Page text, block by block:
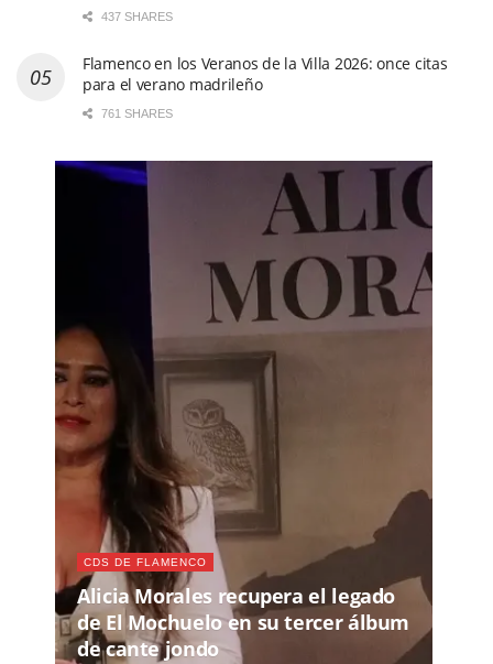
437 SHARES
Flamenco en los Veranos de la Villa 2026: once citas
para el verano madrileño
761 SHARES
CDS DE FLAMENCO
Alicia Morales recupera el legado
de El Mochuelo en su tercer álbum
de cante jondo